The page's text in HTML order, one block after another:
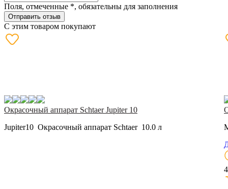
Поля, отмеченные *, обязательны для заполнения
Отправить отзыв
С этим товаром покупают
Окрасочный аппарат Schtaer Jupiter 10
Jupiter10 Окрасочный аппарат Schtaer 10.0 л